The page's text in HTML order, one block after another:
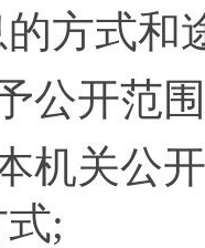
方式和
公开范
机关公
;